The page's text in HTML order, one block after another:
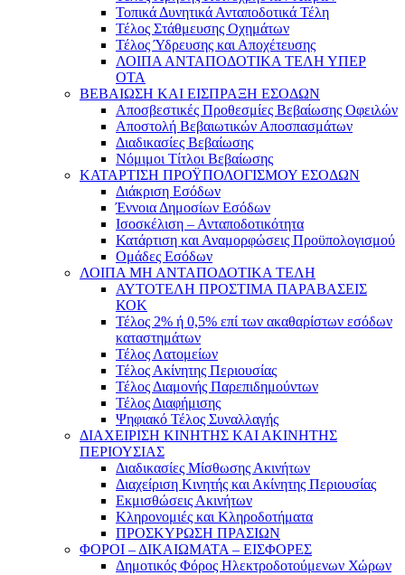
Τοπικά Δυνητικά Ανταποδοτικά Τέλη
Τέλος Στάθμευσης Οχημάτων
Τέλος Ύδρευσης και Αποχέτευσης
ΛΟΙΠΑ ΑΝΤΑΠΟΔΟΤΙΚΑ ΤΕΛΗ ΥΠΕΡ
ΟΤΑ
ΒΕΒΑΙΩΣΗ ΚΑΙ ΕΙΣΠΡΑΞΗ ΕΣΟΔΩΝ
Αποσβεστικές Προθεσμίες Βεβαίωσης Οφειλών
Αποστολή Βεβαιωτικών Αποσπασμάτων
Διαδικασίες Βεβαίωσης
Νόμιμοι Τίτλοι Βεβαίωσης
ΚΑΤΑΡΤΙΣΗ ΠΡΟΫΠΟΛΟΓΙΣΜΟΥ ΕΣΟΔΩΝ
Διάκριση Εσόδων
Έννοια Δημοσίων Εσόδων
Ισοσκέλιση – Ανταποδοτικότητα
Κατάρτιση και Αναμορφώσεις Προϋπολογισμού
Ομάδες Εσόδων
ΛΟΙΠΑ ΜΗ ΑΝΤΑΠΟΔΟΤΙΚΑ ΤΕΛΗ
ΑΥΤΟΤΕΛΗ ΠΡΟΣΤΙΜΑ ΠΑΡΑΒΑΣΕΙΣ
ΚΟΚ
Τέλος 2% ή 0,5% επί των ακαθαρίστων εσόδων
καταστημάτων
Τέλος Λατομείων
Τέλος Ακίνητης Περιουσίας
Τέλος Διαμονής Παρεπιδημούντων
Τέλος Διαφήμισης
Ψηφιακό Τέλος Συναλλαγής
ΔΙΑΧΕΙΡΙΣΗ ΚΙΝΗΤΗΣ ΚΑΙ ΑΚΙΝΗΤΗΣ
ΠΕΡΙΟΥΣΙΑΣ
Διαδικασίες Μίσθωσης Ακινήτων
Διαχείριση Κινητής και Ακίνητης Περιουσίας
Εκμισθώσεις Ακινήτων
Κληρονομιές και Κληροδοτήματα
ΠΡΟΣΚΥΡΩΣΗ ΠΡΑΣΙΩΝ
ΦΟΡΟΙ – ΔΙΚΑΙΩΜΑΤΑ – ΕΙΣΦΟΡΕΣ
Δημοτικός Φόρος Ηλεκτροδοτούμενων Χώρων